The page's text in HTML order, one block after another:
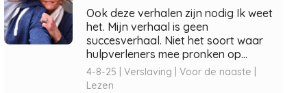
Ook deze verhalen zijn nodig Ik weet
het. Mijn verhaal is geen
succesverhaal. Niet het soort waar
hulpverleners mee pronken op...
4-8-25 | Verslaving | Voor de naaste |
Lezen